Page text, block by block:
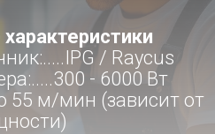
/ Raycus
- 6000 Вт
55 м/мин (зависит от